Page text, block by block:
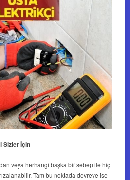
Sizler İçin
veya herhangi başka bir sebep ile hiç
Tam bu noktada devreye ise